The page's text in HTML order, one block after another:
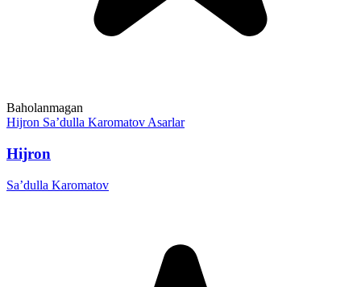
Baholanmagan
Hijron Sa’dulla KaromatovAsarlar
Hijron
Sa’dulla Karomatov